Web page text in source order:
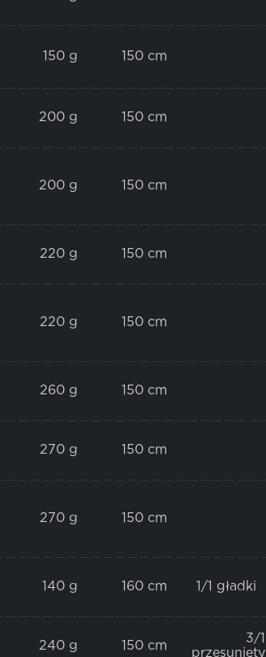
150 g 150 cm
200 g 150 cm
200 g 150 cm
220 g 150 cm
220 g 150 cm
260 g 150 cm
270 g 150 cm
270 g 150 cm
140 g 160 cm 1/1 gładki
240 g 150 cm
3/1
przesunięty